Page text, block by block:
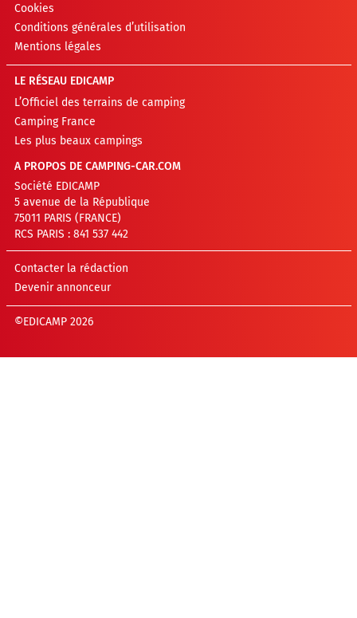
Cookies
Conditions générales d’utilisation
Mentions légales
LE RÉSEAU EDICAMP
L’Officiel des terrains de camping
Camping France
Les plus beaux campings
A PROPOS DE CAMPING-CAR.COM
Société EDICAMP
5 avenue de la République
75011 PARIS (FRANCE)
RCS PARIS : 841 537 442
Contacter la rédaction
Devenir annonceur
©EDICAMP 2026